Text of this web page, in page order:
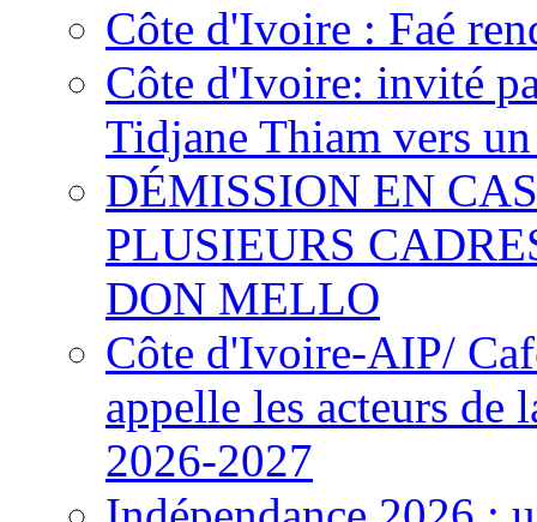
Côte d'Ivoire : Faé
Côte d'Ivoire: invité
Tidjane Thiam vers
DÉMISSION EN
PLUSIEURS
DON MELLO
Côte d'Ivoire-AIP/
appelle les acteurs de
2026-2027